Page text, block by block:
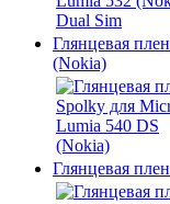
Глянцевая
(Nokia)
Глянцевая